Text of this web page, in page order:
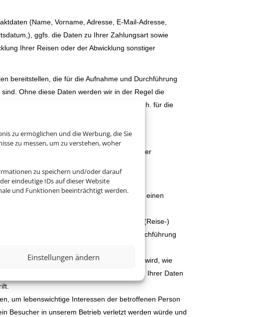
zu ermöglichen und die Werbung, die Sie
zu messen, um zu verstehen, woher
zu speichern und/oder darauf
eindeutige IDs auf dieser Website
und Funktionen beeinträchtigt werden.
Einstellungen ändern
(Name, Vorname, Adresse, E-Mail-Adresse,
ggfs. die Daten zu Ihrer Zahlungsart sowie
Ihrer Reisen oder der Abwicklung sonstiger
bereitstellen, die für die Aufnahme und Durchführung
Ohne diese Daten werden wir in der Regel die
können und ggf. beenden müssen; D.h. für die
bereitstellen.
und verarbeitet. Die konkreten Zwecke der
9 DSGVO.
bei denen wir Ihre Einwilligung für einen
beispielsweise bei der Bearbeitung Ihrer (Reise-)
solche Verarbeitungsvorgänge die zur Durchführung
oder Leistungen.
von personenbezogenen Daten erforderlich wird, wie
in die USA, so basiert die Verarbeitung Ihrer Daten
um lebenswichtige Interessen der betroffenen Person
Besucher in unserem Betrieb verletzt werden würde und